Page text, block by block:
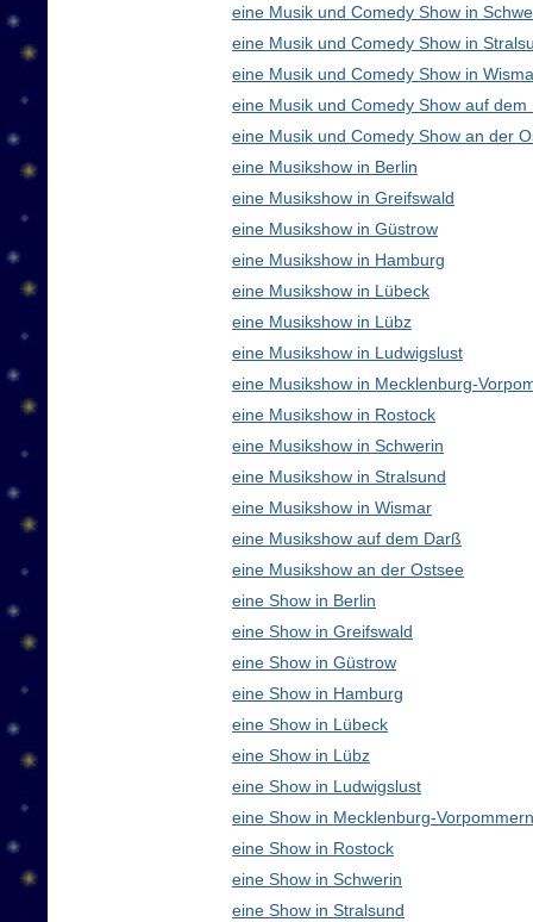
eine Musik und Comedy Show in
eine Musik und Comedy Show in
eine Musik und Comedy Show in
eine Musik und Comedy Show auf dem
eine Musik und Comedy Show an der
eine Musikshow in Berlin
eine Musikshow in Greifswald
eine Musikshow in Güstrow
eine Musikshow in Hamburg
eine Musikshow in Lübeck
eine Musikshow in Lübz
eine Musikshow in Ludwigslust
eine Musikshow in Mecklenburg-
eine Musikshow in Rostock
eine Musikshow in Schwerin
eine Musikshow in Stralsund
eine Musikshow in Wismar
eine Musikshow auf dem Darß
eine Musikshow an der Ostsee
eine Show in Berlin
eine Show in Greifswald
eine Show in Güstrow
eine Show in Hamburg
eine Show in Lübeck
eine Show in Lübz
eine Show in Ludwigslust
eine Show in Mecklenburg-
eine Show in Rostock
eine Show in Schwerin
eine Show in Stralsund